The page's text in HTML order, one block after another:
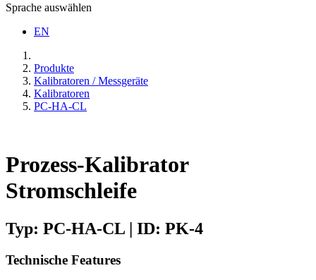
Sprache auswählen
EN
Produkte
Kalibratoren / Messgeräte
Kalibratoren
PC-HA-CL
Prozess-Kalibrator
Stromschleife
Typ: PC-HA-CL | ID: PK-4
Technische Features